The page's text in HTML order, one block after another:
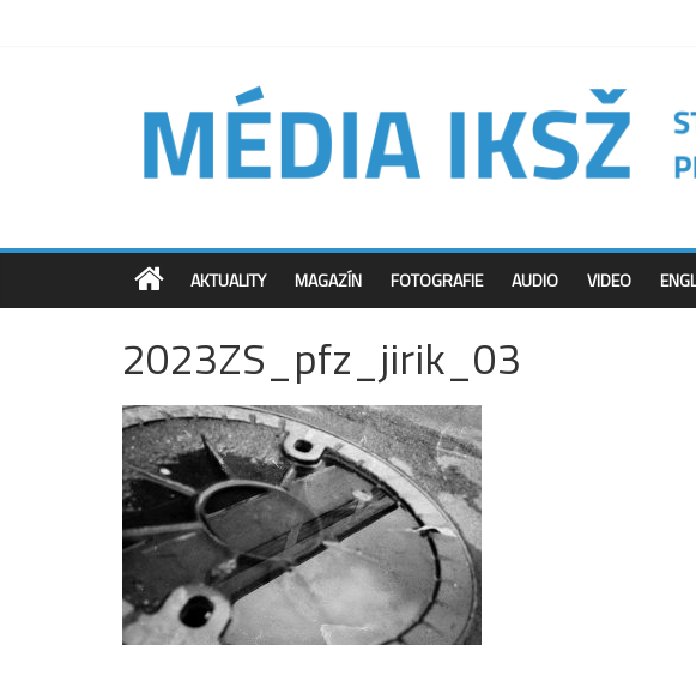
AKTUALITY MAGAZÍN FOTOGRAFIE AUDIO VIDEO
2023ZS_pfz_jirik_03